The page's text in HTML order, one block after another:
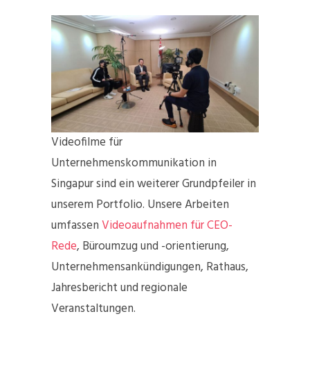
Videofilme für
Unternehmenskommunikation in
Singapur sind ein weiterer Grundpfeiler in
unserem Portfolio. Unsere Arbeiten
umfassenVideoaufnahmen für CEO-
Rede, Büroumzug und -orientierung,
Unternehmensankündigungen, Rathaus,
Jahresbericht und regionale
Veranstaltungen.